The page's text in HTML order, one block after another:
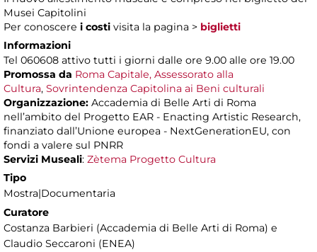
Musei Capitolini
Per conoscere i costi visita la pagina > biglietti
Informazioni
Tel 060608 attivo tutti i giorni dalle ore 9.00 alle ore 19.00
Promossa da Roma Capitale, Assessorato alla
Cultura, Sovrintendenza Capitolina ai Beni culturali
Organizzazione: Accademia di Belle Arti di Roma
nell’ambito del Progetto EAR - Enacting Artistic Research,
finanziato dall’Unione europea - NextGenerationEU, con
fondi a valere sul PNRR
Servizi Museali: Zètema Progetto Cultura
Tipo
Mostra|Documentaria
Curatore
Costanza Barbieri (Accademia di Belle Arti di Roma) e
Claudio Seccaroni (ENEA)